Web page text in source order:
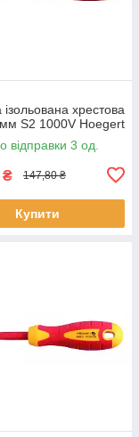
ізольована хрестова
S2 1000V Hoegert
відправки 3 од.
₴ 147,80 ₴
Купити